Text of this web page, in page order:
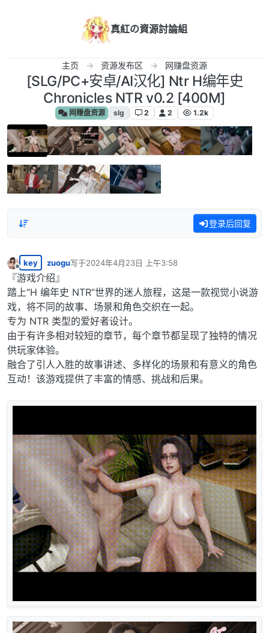
真紅の資源討論組
主页 资源发布区 网赚盘资源
[SLG/PC+安卓/AI汉化] Ntr H编年史
Chronicles NTR v0.2 [400M]
网赚盘资源 slg 2 2 1.2k
登录后回复
离线
key zuogu写于2024年4月23日 上午3:58
最后由 编辑
『游戏介绍』
踏上“H 编年史 NTR”世界的迷人旅程，这是一款视觉小说游
戏，将不同的故事、场景和角色交织在一起。
专为 NTR 类型的爱好者设计。
由于有许多相对较短的章节，每个章节都呈现了独特的情况
供玩家体验。
融合了引人入胜的故事讲述、多样化的场景和有意义的角色
互动！该游戏提供了丰富的情感、挑战和后果。